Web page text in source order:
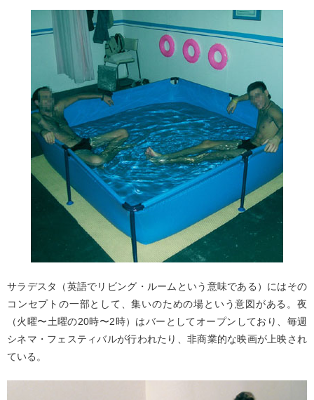
サラデスタ（英語でリビング・ルームという意味である）にはその
コンセプトの一部として、集いのための場という意図がある。夜
（火曜〜土曜の20時〜2時）はバーとしてオープンしており、毎週
シネマ・フェスティバルが行われたり、非商業的な映画が上映され
ている。